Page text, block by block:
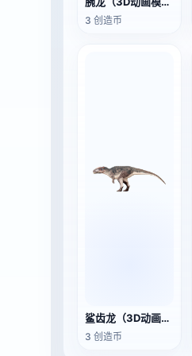
3 创造币
鲨齿龙（3D动画模型）
3 创造币